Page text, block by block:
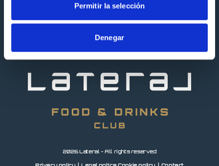
Permitir la selección
Denegar
Join our team
2026 Lateral - All rights reserved